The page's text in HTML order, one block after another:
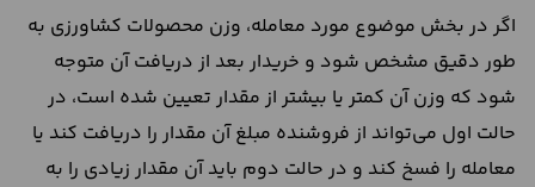
اگر در بخش موضوع مورد معامله، وزن محصولات کشاورزی به
طور دقیق مشخص شود و خریدار بعد از دریافت آن متوجه
شود که وزن آن کمتر یا بیشتر از مقدار تعیین شده است، در
حالت اول می‌تواند از فروشنده مبلغ آن مقدار را دریافت کند یا
معامله را فسخ کند و در حالت دوم باید آن مقدار زیادی را به